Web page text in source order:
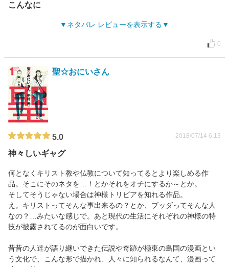
こんなに
ネタバレ レビューを表示する
0
聖☆おにいさん
5.0 2018/07/14 6:13
神々しいギャグ
何となくキリスト教や仏教について知ってるとより楽しめる作
品。そこにそのネタを…！とかそれをオチにするか～とか。
そしてそうじゃない場合は神様トリビアを知れる作品。
え。キリストってそんな事出来るの？とか、ブッダってそんな人
なの？…みたいな感じで。あと現代の生活にそれぞれの神様の特
技が披露されてるのが面白いです。
昔昔の人達が語り継いできた伝説や奇跡が極東の島国の漫画とい
う文化で、こんな形で描かれ、人々に知られるなんて、漫画って